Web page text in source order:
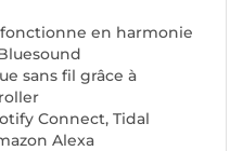
en harmonie
sans fil grâce à
Connect, Tidal
Alexa